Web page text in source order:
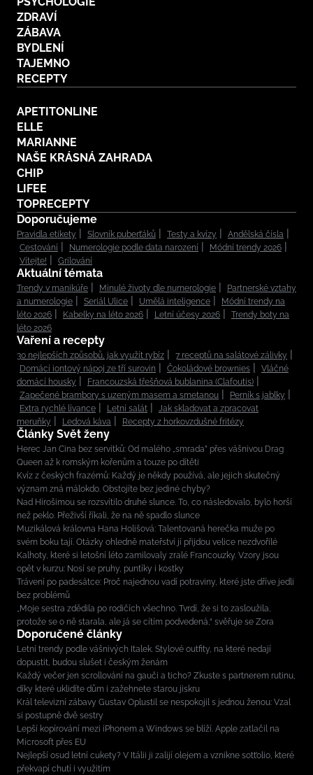
ZDRAVÍ
ZÁBAVA
BYDLENÍ
TAJEMNO
RECEPTY
APETITONLINE
ELLE
MARIANNE
NAŠE KRÁSNÁ ZAHRADA
CHIP
LIFEE
TOPRECEPTY
Doporučujeme
Pravidla etikety Slovník puberťáků Testy a kvízy
Andělská čísla
Cestování
Numerologie podle data narození
Módní trendy 2026
Vítejte!
Grilování
Aktuální témata
Trendy v manikúře Minulé životy dle numerologie
Partnerské vztahy
a numerologie
Seriál Ulice Umělá inteligence
Módní trendy na
léto 2026
Kabelky na léto 2026 Letní účesy 2026
Trendy boty na
léto 2026
Vaření a recepty
30 nejlepších způsobů, jak využít rybíz
7 receptů na salátové zálivky
Domácí iontový nápoj ze tří surovin
Čokoládové brownies
Vláčné
domácí housky
Francouzská třešňová bublanina (Clafoutis)
Zapečené brambory s uzeným masem a smetanou
Perník s jablky
Extra rychlé lívance
Letní salát
Jak skladovat a zpracovat
meruňky
Ledová káva Recepty z horkovzdušné fritézy
Články Svět ženy
Herec Jan Cina bez servítků: Od malého „smrada” přes vášnivou Drag
Queen až k romským kořenům a touze po dítěti
Kvíz z českých frazémů: Každý je někdy používá, ale jejich skutečný
význam zná málokdo. Obstojíte bez jediné chyby?
Nad Hirošimou se rozsvítilo druhé slunce. To, co následovalo, bylo horší
než peklo. Přeživší říkali, že na ně spadlo slunce
Muzikálová královna Hana Holišová: Talentovaná herečka muže po
svém boku tají. Otázky ohledně mateřství jí přijdou velice nezdvořilé
Kalhoty, které si letošní léto zamilovaly zralé Francouzky. Vzory jsou
opět v kurzu: Nosí se pruhy, puntíky i kostky
Trávení po padesátce: Proč najednou vadí potraviny, které jste dříve jedli
bez problémů
„Moje sestra zdědila po rodičích všechno. Tvrdí, že si to zasloužila,
protože se o ně starala, ale já se cítím podvedená,“ svěřuje se Zora
Doporučené články
Letní trendy podle vášnivých Italek. Stylové outfity, na které nedají
dopustit, budou slušet i českým ženám
Každý večer jen scrollování na gauči a ticho? Zkuste s partnerem rutinu,
díky které uklidíte dům i zažehnete starou jiskru
Král televizní zábavy Gustav Oplustil se nespokojil s jednou ženou: Vzal
si postupně dvě sestry
Lepší kopírování mezi iPhonem a Windows se blíží. Apple zatlačil na
Microsoft přes EU
Nejlepší osud letní cukety? V Itálii ji zalijí olejem a vznikne sott’olio, které
překvapí chutí i využitím